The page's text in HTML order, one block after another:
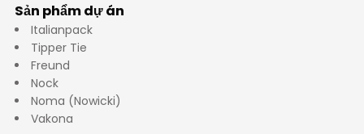
Sản phẩm dự án
Italianpack
Tipper Tie
Freund
Nock
Noma (Nowicki)
Vakona